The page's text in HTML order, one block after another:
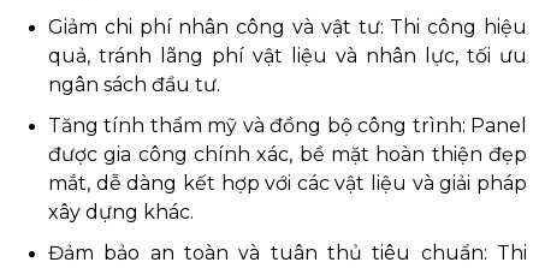
Giảm chi phí nhân công và vật tư: Thi công hiệu
quả, tránh lãng phí vật liệu và nhân lực, tối ưu
ngân sách đầu tư.
Tăng tính thẩm mỹ và đồng bộ công trình: Panel
được gia công chính xác, bề mặt hoàn thiện đẹp
mắt, dễ dàng kết hợp với các vật liệu và giải pháp
xây dựng khác.
Đảm bảo an toàn và tuân thủ tiêu chuẩn: Thi